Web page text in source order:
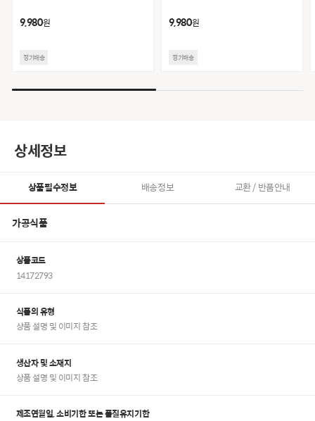
9,980원
정기배송
9,980원
정기배송
상세정보
상품필수정보 배송정보 교환 / 반품안내
가공식품
상품코드
14172793
식품의 유형
상품 설명 및 이미지 참조
생산자 및 소재지
상품 설명 및 이미지 참조
제조연월일, 소비기한 또는 품질유지기한